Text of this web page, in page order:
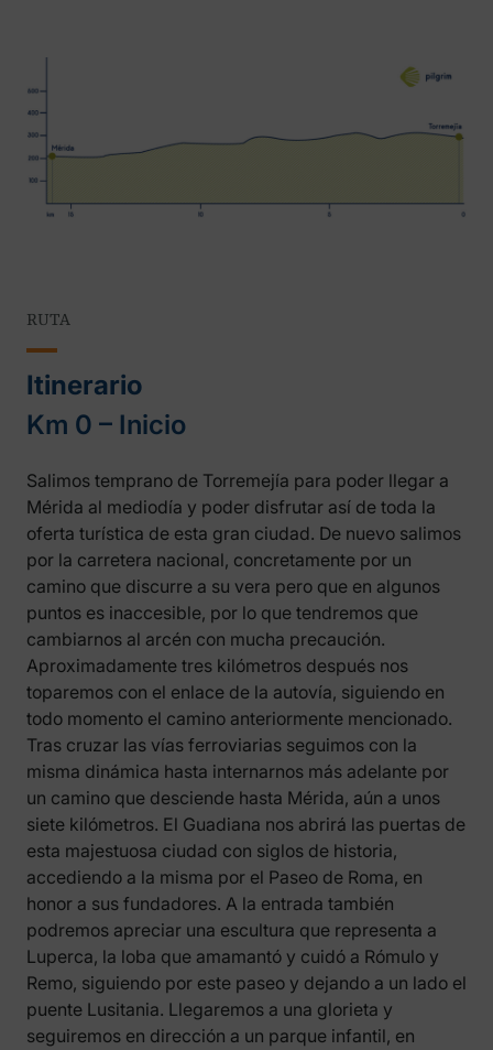
RUTA
Itinerario
Km 0 – Inicio
Salimos temprano de Torremejía para poder llegar a
Mérida al mediodía y poder disfrutar así de toda la
oferta turística de esta gran ciudad. De nuevo salimos
por la carretera nacional, concretamente por un
camino que discurre a su vera pero que en algunos
puntos es inaccesible, por lo que tendremos que
cambiarnos al arcén con mucha precaución.
Aproximadamente tres kilómetros después nos
toparemos con el enlace de la autovía, siguiendo en
todo momento el camino anteriormente mencionado.
Tras cruzar las vías ferroviarias seguimos con la
misma dinámica hasta internarnos más adelante por
un camino que desciende hasta Mérida, aún a unos
siete kilómetros. El Guadiana nos abrirá las puertas de
esta majestuosa ciudad con siglos de historia,
accediendo a la misma por el Paseo de Roma, en
honor a sus fundadores. A la entrada también
podremos apreciar una escultura que representa a
Luperca, la loba que amamantó y cuidó a Rómulo y
Remo, siguiendo por este paseo y dejando a un lado el
puente Lusitania. Llegaremos a una glorieta y
seguiremos en dirección a un parque infantil, en